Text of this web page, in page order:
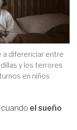
a diferenciar entre
y los terrores
en niños
cuando el sueño